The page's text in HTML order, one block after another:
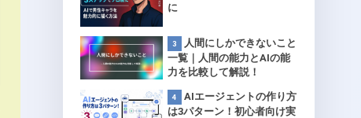
に
人間にしかできないこと
一覧｜人間の能力とAIの能
力を比較して解説！
AIエージェントの作り方
は3パターン！初心者向け実